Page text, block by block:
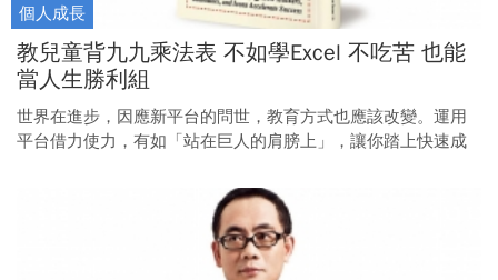
個人成長
教兒童背九九乘法表 不如學Excel 不吃苦 也能
當人生勝利組
世界在進步，因應新平台的問世，教育方式也應該改變。運用
平台借力使力，有如「站在巨人的肩膀上」，讓你踏上快速成